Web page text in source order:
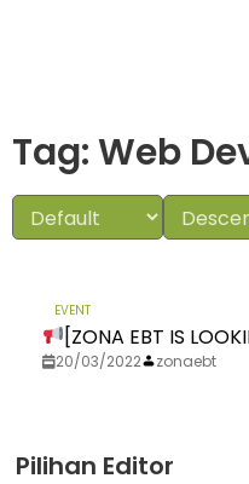
Tag: Web
EVENT
[ZONA EBT IS
20/03/2022 zonaebt
Pilihan Editor